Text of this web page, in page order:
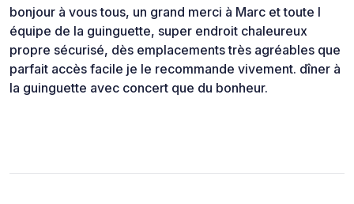
bonjour à vous tous, un grand merci à Marc et toute l
équipe de la guinguette, super endroit chaleureux
propre sécurisé, dès emplacements très agréables que
parfait accès facile je le recommande vivement. dîner à
la guinguette avec concert que du bonheur.